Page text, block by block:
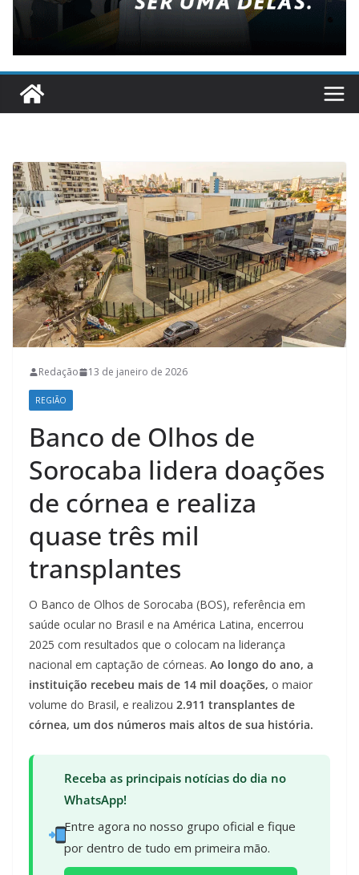
Redação 13 de janeiro de 2026
REGIÃO
Banco de Olhos de
Sorocaba lidera doações
de córnea e realiza
quase três mil
transplantes
O Banco de Olhos de Sorocaba (BOS), referência em
saúde ocular no Brasil e na América Latina, encerrou
2025 com resultados que o colocam na liderança
nacional em captação de córneas. Ao longo do ano, a
instituição recebeu mais de 14 mil doações, o maior
volume do Brasil, e realizou 2.911 transplantes de
córnea, um dos números mais altos de sua história.
Receba as principais notícias do dia no
WhatsApp!
Entre agora no nosso grupo oficial e fique
por dentro de tudo em primeira mão.